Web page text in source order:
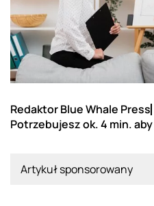
Redaktor Blue Whale Press
Potrzebujesz ok. 4 min.
Artykuł sponsorowany